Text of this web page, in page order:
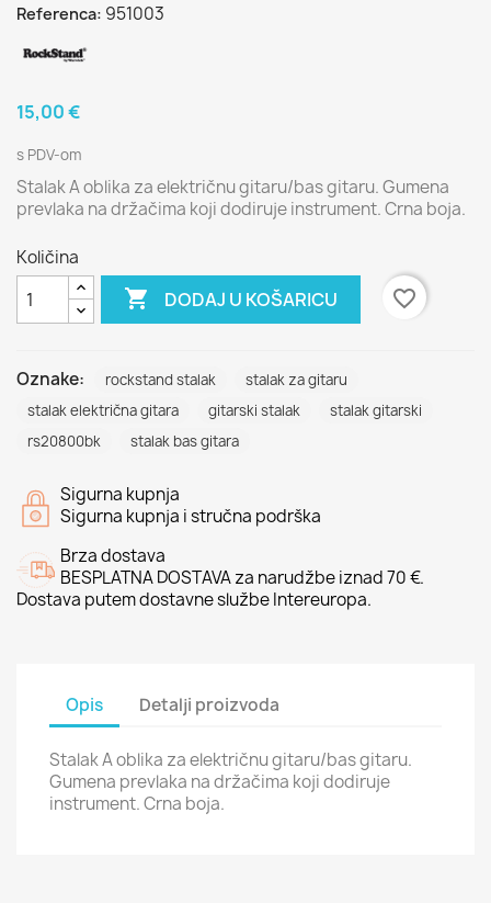
Referenca: 951003
15,00 €
s PDV-om
Stalak A oblika za električnu gitaru/bas gitaru. Gumena
prevlaka na držačima koji dodiruje instrument. Crna boja.
Količina
 DODAJ U KOŠARICU favorite_border
Oznake: rockstand stalak
stalak za gitaru
stalak električna gitara
gitarski stalak
stalak gitarski
rs20800bk
stalak bas gitara
Sigurna kupnja
Sigurna kupnja i stručna podrška
Brza dostava
BESPLATNA DOSTAVA za narudžbe iznad 70 €.
Dostava putem dostavne službe Intereuropa.
Opis Detalji proizvoda
Stalak A oblika za električnu gitaru/bas gitaru.
Gumena prevlaka na držačima koji dodiruje
instrument. Crna boja.